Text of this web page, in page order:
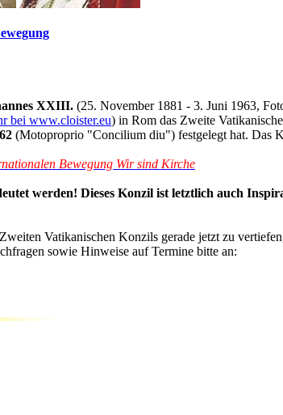
XXIII. (25. November 1881 - 3. Juni 1963,
bei www.cloister.eu) in Rom das Zweite
(Motoproprio "Concilium diu") festgelegt hat. Das
Bewegung Wir sind Kirche
werden! Dieses Konzil ist letztlich auch
Vatikanischen Konzils gerade jetzt zu
sowie Hinweise auf Termine bitte an: